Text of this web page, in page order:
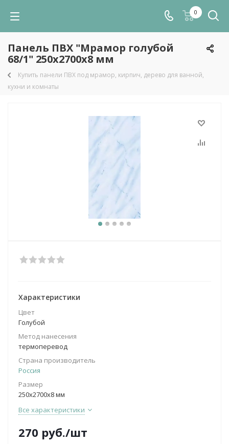
0
Панель ПВХ "Мрамор голубой
68/1" 250х2700х8 мм
Купить панели ПВХ под мрамор, кирпич, дерево для ванной,
кухни и комнаты
Характеристики
Цвет
Голубой
Метод нанесения
термоперевод
Страна производитель
Россия
Размер
250х2700х8 мм
Все характеристики
270 руб./шт